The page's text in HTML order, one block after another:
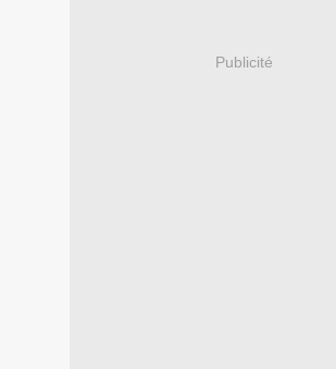
Publicité